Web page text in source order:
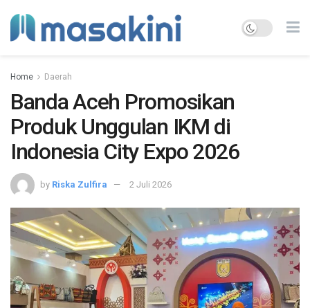
Home Daerah
Banda Aceh Promosikan
Produk Unggulan IKM di
Indonesia City Expo 2026
by Riska Zulfira 2 Juli 2026